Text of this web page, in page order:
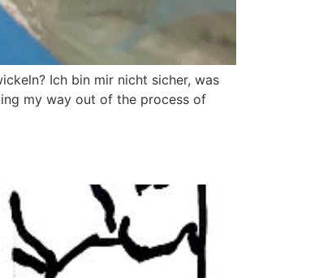
Ich bin mir nicht sicher, was
my way out of the process of